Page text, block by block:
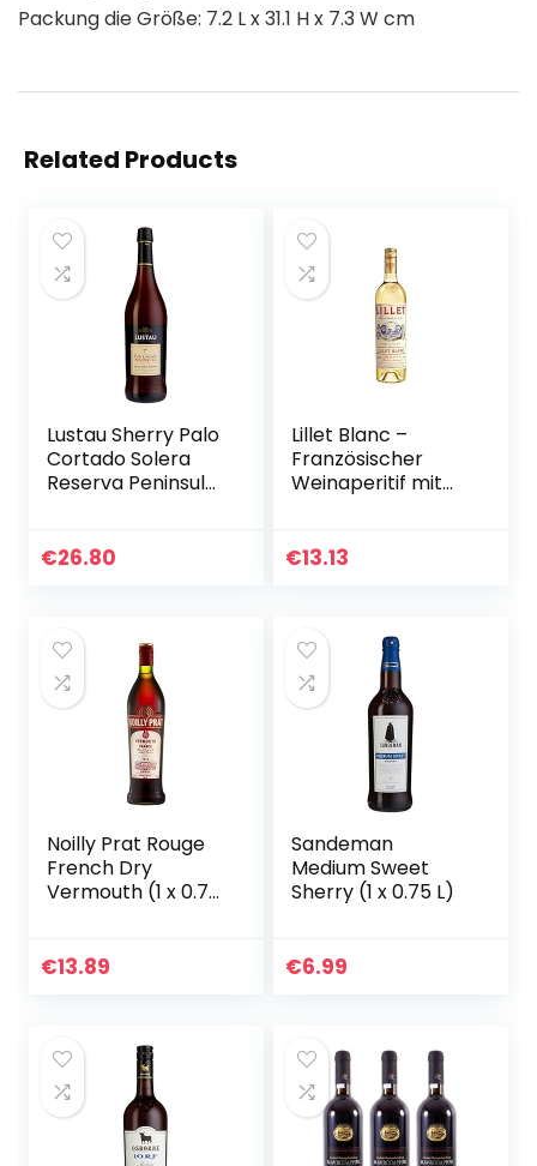
Packung die Größe: 7.2 L x 31.1 H x 7.3 W cm
Related Products
Lustau Sherry Palo
Cortado Solera
Reserva Peninsula
€26.80
Lillet Blanc –
Französischer
Weinaperitif mit
0,75 l | 750 ml (1er
€13.13
Noilly Prat Rouge
French Dry
Vermouth (1 x 0.75
€13.89
Sandeman
Medium Sweet
Sherry (1 x 0.75 L)
€6.99